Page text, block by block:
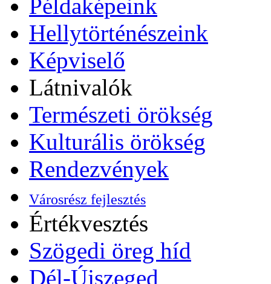
Példaképeink
Hellytörténészeink
Képviselő
Látnivalók
Természeti örökség
Kulturális örökség
Rendezvények
Városrész fejlesztés
Értékvesztés
Szögedi öreg híd
Dél-Újszeged